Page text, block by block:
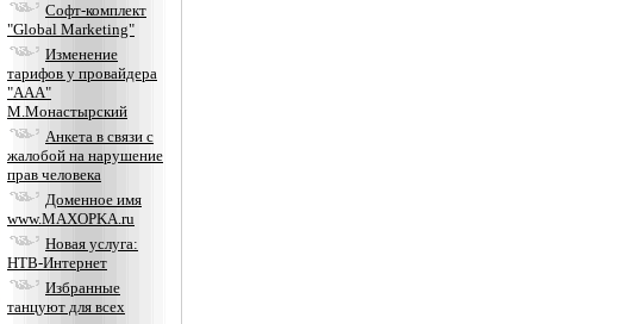
Софт-комплект
"Global Marketing"
Изменение
тарифов у провайдера
"ААА"
М.Монастырский
Анкета в связи с
жалобой на нарушение
прав человека
Доменное имя
www.MAXOPKA.ru
Новая услуга:
НТВ-Интернет
Избранные
танцуют для всех